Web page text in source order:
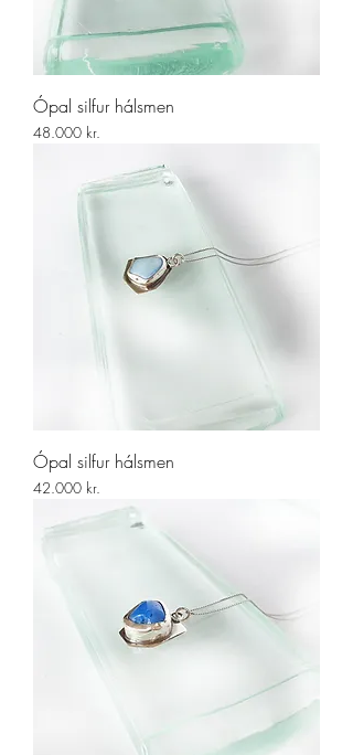
Ópal silfur hálsmen
Price
48.000 kr.
Ópal silfur hálsmen
Price
42.000 kr.